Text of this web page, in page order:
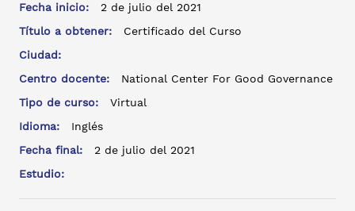
Fecha inicio:
2 de julio del 2021
Título a obtener:
Certificado del Curso
Ciudad:
Centro docente:
National Center For Good Governance
Tipo de curso:
Virtual
Idioma:
Inglés
Fecha final:
2 de julio del 2021
Estudio: